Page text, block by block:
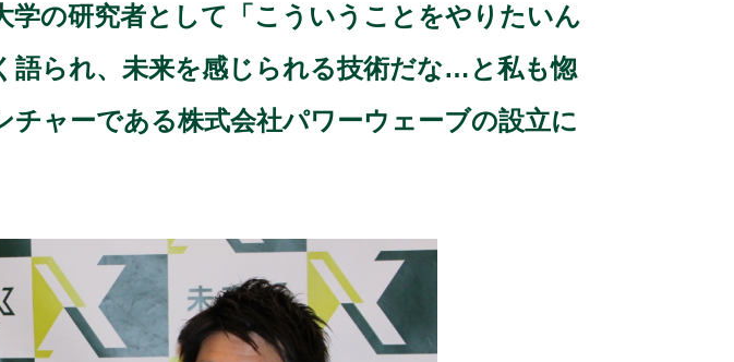
の研究者として「こういうことをやりたいん
語られ、未来を感じられる技術だな…と私も惚
ャーである株式会社パワーウェーブの設立に